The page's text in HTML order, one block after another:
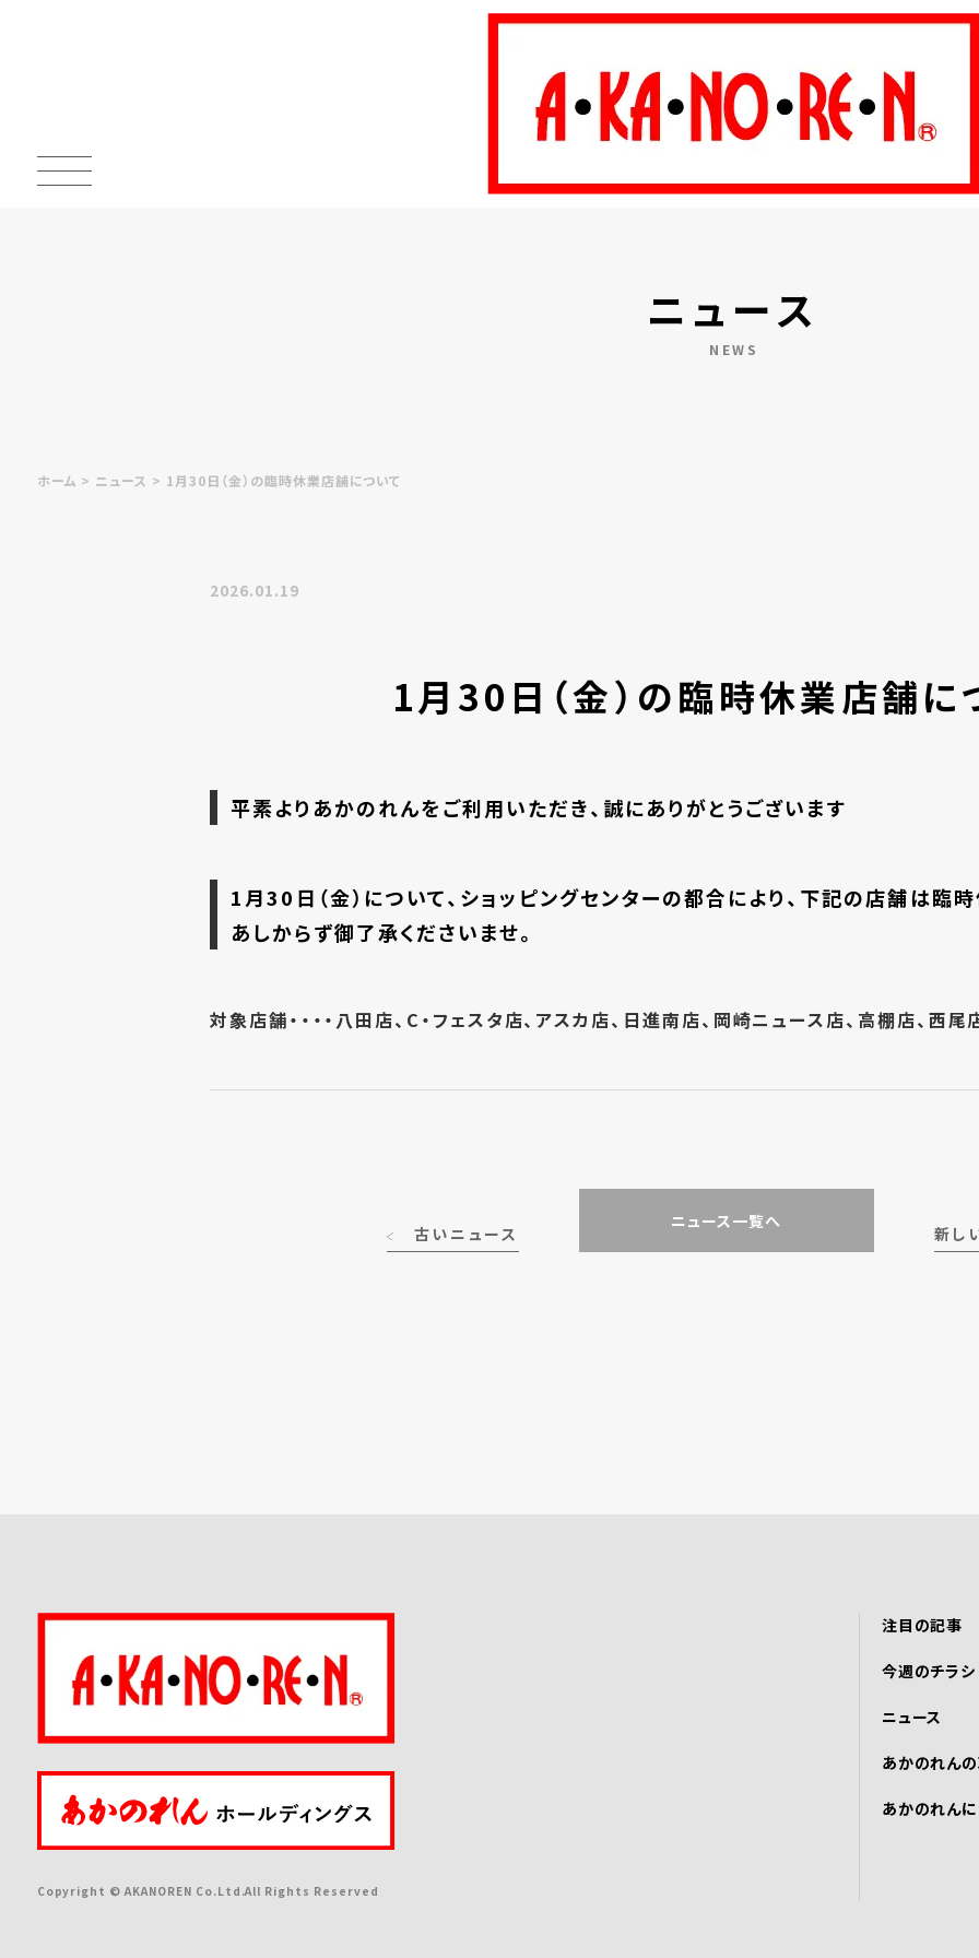
ニュース
NEWS
ホーム ニュース 1月30日（金）の臨時休業店舗について
2026.01.19
1月30日（金）の臨時休業店舗に
平素よりあかのれんをご利用いただき、誠にありがとうございます
1月30日（金）について、ショッピングセンターの都合により、下記の店舗は臨
あしからず御了承くださいませ。
対象店舗・・・・八田店、C・フェスタ店、アスカ店、日進南店、岡崎ニュース店、高棚店、西尾
古いニュース
ニュース一覧へ
新し
Copyright © AKANOREN Co.Ltd.All Rights Reserved
注目の記事
今週のチラシ
ニュース
あかのれん
あかのれん